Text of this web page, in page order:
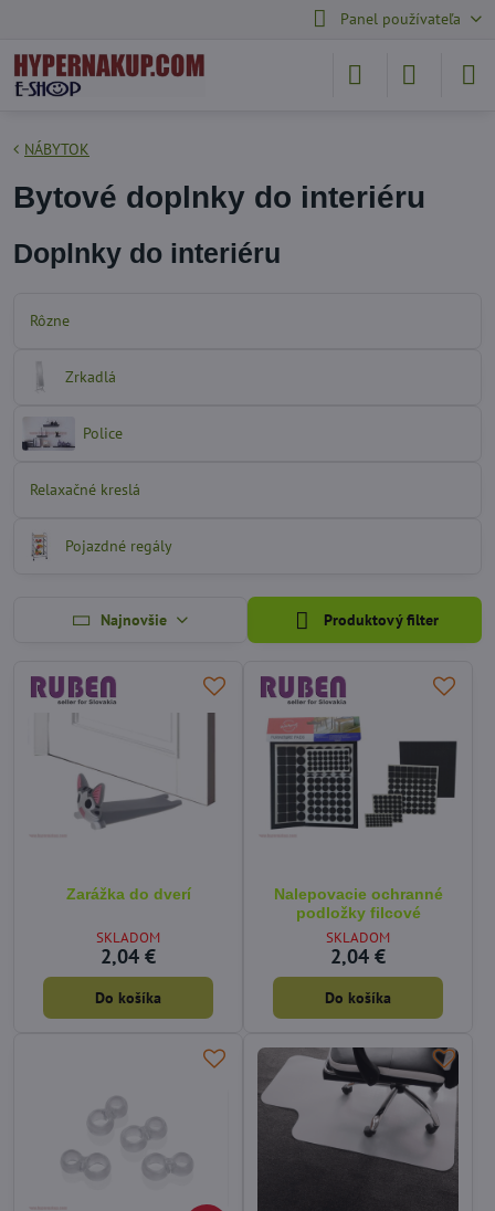
Panel používateľa
NÁBYTOK
Bytové doplnky do interiéru
Doplnky do interiéru
Rôzne
Zrkadlá
Police
Relaxačné kreslá
Pojazdné regály
Najnovšie Produktový filter
Zarážka do dverí
SKLADOM
2,04 €
Do košíka
Nalepovacie ochranné
podložky filcové
SKLADOM
2,04 €
Do košíka